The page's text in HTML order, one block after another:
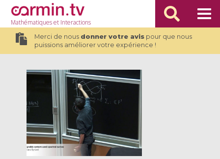
Mathématiqueset Interactions
Merci de nous donner votre avispour que nous
puissions améliorer votre expérience !